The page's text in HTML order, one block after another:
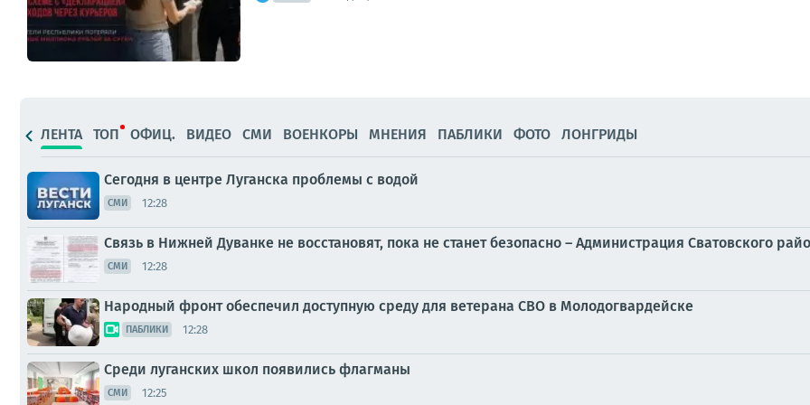
ЛЕНТА ТОП ОФИЦ. ВИДЕО СМИ ВОЕНКОРЫ МНЕНИЯ ПАБЛИКИ ФОТО ЛОНГРИДЫ
Сегодня в центре Луганска проблемы с водой
СМИ 12:28
Связь в Нижней Дуванке не восстановят, пока не станет безопасно – Администрация Сватовского
СМИ 12:28
Народный фронт обеспечил доступную среду для ветерана СВО в Молодогвардейске
ПАБЛИКИ 12:28
Среди луганских школ появились флагманы
СМИ 12:25